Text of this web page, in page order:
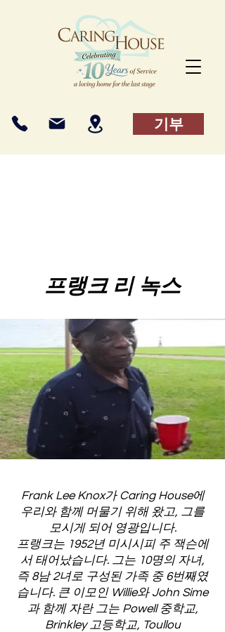
기부
프랭크 리 녹스
Frank Lee Knox가 Caring House에
우리와 함께 머물기 위해 왔고, 그를
모시게 되어 영광입니다.
프랭크는 1952년 미시시피 주 잭슨에
서 태어났습니다. 그는 10명의 자녀,
즉 8남 2녀로 구성된 가족 중 6번째였
습니다. 큰 이모인 Willie와 John Sime
과 함께 자란 그는 Powell 중학교,
Brinkley 고등학교, Toullou